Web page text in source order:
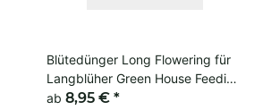
Blütedünger Long Flowering für
Langblüher Green House Feeding
125-25kg
ab 8,95 € *